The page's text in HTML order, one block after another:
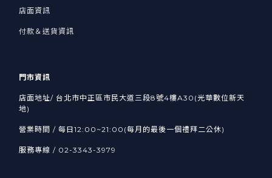
店面資訊
付款＆送貨資訊
門市資訊
店面地址/ 台北市中正區市民大道三段8號4樓A30(光華數位新天
地)
營業時間 / 每日12:00~21:00(每月的最後一個禮拜二公休)
服務專線 / 02-3343-3979